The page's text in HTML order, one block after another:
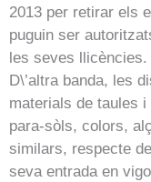
2013 per retirar els
puguin ser
les seves llicències.
D\’altra banda, les
materials de taules
para-sòls, colors,
similars, respecte
seva entrada en